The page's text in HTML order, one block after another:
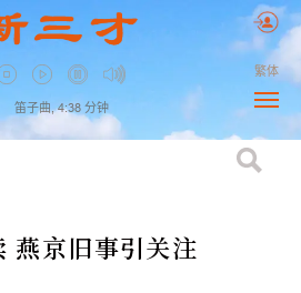
笛子曲, 4:38 分钟
繁体
燕京旧事引关注